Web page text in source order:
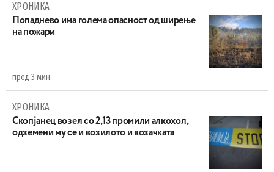
ХРОНИКА
Попаднево има голема опасност од ширење
на пожари
пред 3 мин.
ХРОНИКА
Скопјанец возел со 2,13 промили алкохол,
одземени му се и возилото и возачката